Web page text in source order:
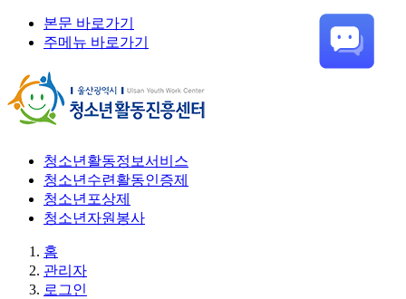
본문 바로가기
주메뉴 바로가기
청소년활동정보서비스
청소년수련활동인증제
청소년포상제
청소년자원봉사
홈
관리자
로그인